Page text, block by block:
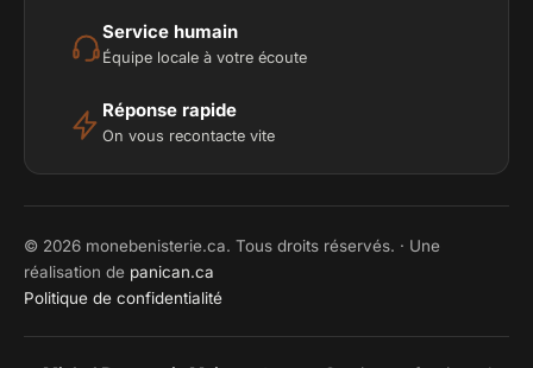
Service humain
Équipe locale à votre écoute
Réponse rapide
On vous recontacte vite
© 2026 monebenisterie.ca. Tous droits réservés. · Une
réalisation de panican.ca
Politique de confidentialité